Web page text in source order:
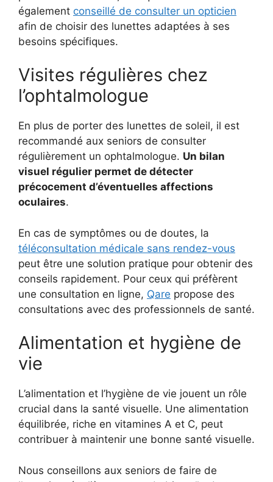
également conseillé de consulter un opticien
afin de choisir des lunettes adaptées à ses
besoins spécifiques.
Visites régulières chez
l’ophtalmologue
En plus de porter des lunettes de soleil, il est
recommandé aux seniors de consulter
régulièrement un ophtalmologue. Un bilan
visuel régulier permet de détecter
précocement d’éventuelles affections
oculaires.
En cas de symptômes ou de doutes, la
téléconsultation médicale sans rendez-vous
peut être une solution pratique pour obtenir des
conseils rapidement. Pour ceux qui préfèrent
une consultation en ligne, Qare propose des
consultations avec des professionnels de santé.
Alimentation et hygiène de
vie
L’alimentation et l’hygiène de vie jouent un rôle
crucial dans la santé visuelle. Une alimentation
équilibrée, riche en vitamines A et C, peut
contribuer à maintenir une bonne santé visuelle.
Nous conseillons aux seniors de faire de